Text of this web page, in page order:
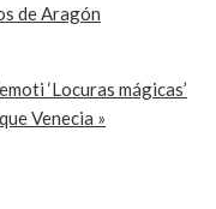
de Aragón
‘Locuras mágicas’
Venecia »